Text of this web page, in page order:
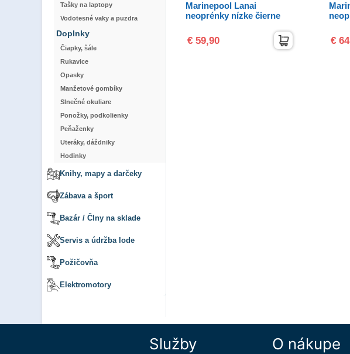
Tašky na laptopy
Vodotesné vaky a puzdra
Doplnky
Čiapky, šále
Rukavice
Opasky
Manžetové gombíky
Slnečné okuliare
Ponožky, podkolienky
Peňaženky
Uteráky, dáždniky
Hodinky
Knihy, mapy a darčeky
Zábava a šport
Bazár / Člny na sklade
Servis a údržba lode
Požičovňa
Elektromotory
Marinepool Lanai
neoprénky nízke čierne
€ 59,90 €
Služby O nákupe